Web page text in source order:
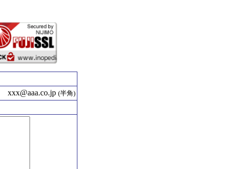
xxx@aaa.co.jp (半角)